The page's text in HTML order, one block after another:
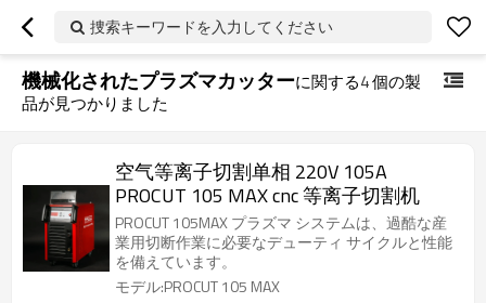
捜索キーワードを入力してください
機械化されたプラズマカッターに関する4個の製
品が見つかりました
空气等离子切割单相 220V 105A
PROCUT 105 MAX cnc 等离子切割机
PROCUT 105MAX プラズマ システムは、過酷な産
業用切断作業に必要なデューティ サイクルと性能
を備えています。
モデル:PROCUT 105 MAX